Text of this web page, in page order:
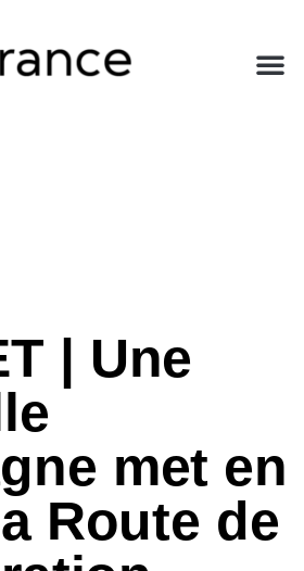
| Une
met en
Route de